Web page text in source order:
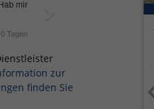
zur
finden Sie